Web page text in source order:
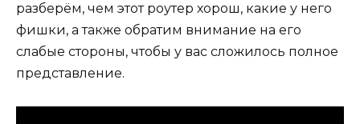
разберём, чем этот роутер хорош, какие у него
фишки, а также обратим внимание на его
слабые стороны, чтобы у вас сложилось полное
представление.